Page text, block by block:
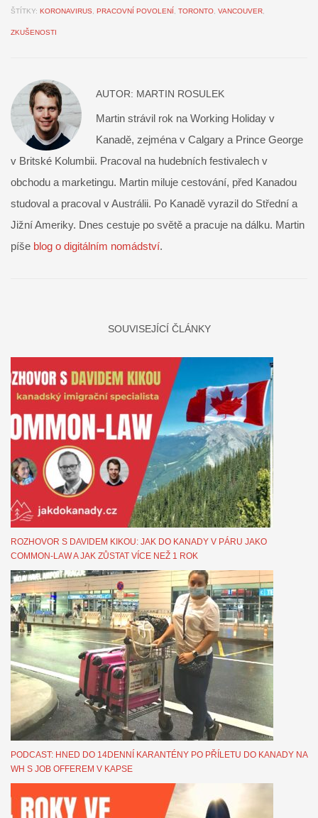
ŠTÍTKY: KORONAVIRUS PRACOVNÍ POVOLENÍ TORONTO VANCOUVER
ZKUŠENOSTI
AUTOR: MARTIN ROSULEK
Martin strávil rok na Working Holiday v
Kanadě, zejména v Calgary a Prince George
v Britské Kolumbii. Pracoval na hudebních festivalech v
obchodu a marketingu. Martin miluje cestování, před Kanadou
studoval a pracoval v Austrálii. Po Kanadě vyrazil do Střední a
Jižní Ameriky. Dnes cestuje po světě a pracuje na dálku. Martin
píše blog o digitálním nomádství.
SOUVISEJÍCÍ ČLÁNKY
ROZHOVOR S DAVIDEM KIKOU: JAK DO KANADY V PÁRU JAKO
COMMON-LAW A JAK ZŮSTAT VÍCE NEŽ 1 ROK
PODCAST: HNED DO 14DENNÍ KARANTÉNY PO PŘÍLETU DO KANADY NA
WH S JOB OFFEREM V KAPSE